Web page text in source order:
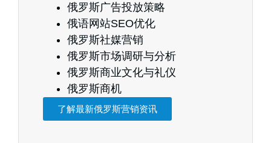
俄罗斯广告投放策略
俄语网站SEO优化
俄罗斯社媒营销
俄罗斯市场调研与分析
俄罗斯商业文化与礼仪
俄罗斯商机
了解最新俄罗斯营销资讯